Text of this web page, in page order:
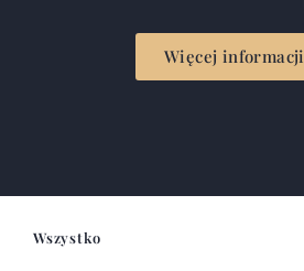
Więcej informacji
Wszystko